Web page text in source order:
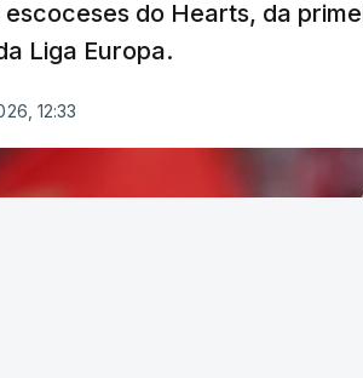
do Hearts, da
Liga Europa.
12:33